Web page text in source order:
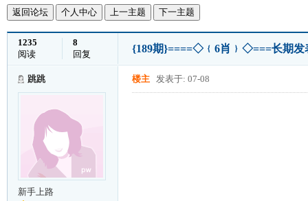
返回论坛 个人中心 上一主题 下一主题
1235
阅读
8
回复
{189期}====◇﹛6肖﹜◇===长期发
跳跳
新手上路
楼主 发表于: 07-08